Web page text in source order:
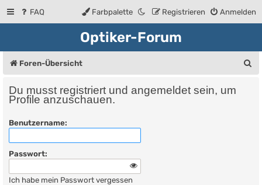
FAQ Anmelden
Registrieren
Farbpalette
Optiker-Forum
Foren-Übersicht
Du musst registriert und angemeldet sein, um
Profile anzuschauen.
Benutzername:
Passwort:
Ich habe mein Passwort vergessen